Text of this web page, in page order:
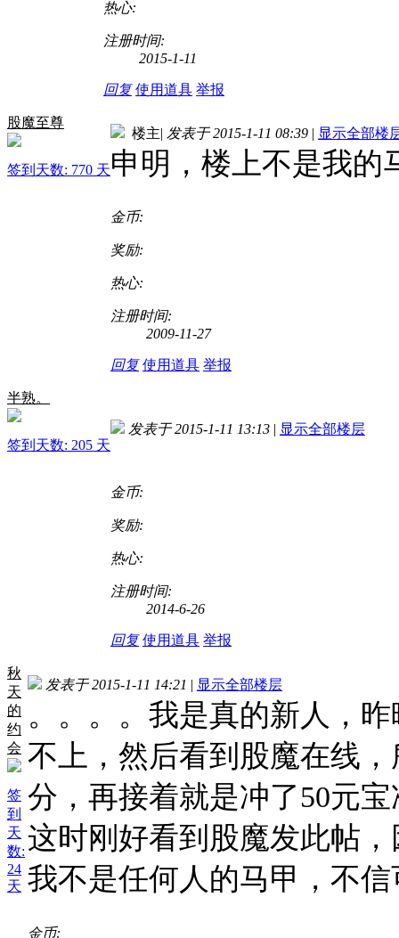
热心:
注册时间:
2015-1-11
回复 使用道具 举报
股魔至尊
签到天数: 770 天
楼主| 发表于 2015-1-11 08:39 | 显示全部楼
申明，楼上不是我的
金币:
奖励:
热心:
注册时间:
2009-11-27
回复 使用道具 举报
半熟。
签到天数: 205 天
发表于 2015-1-11 13:13 | 显示全部楼层
金币:
奖励:
热心:
注册时间:
2014-6-26
回复 使用道具 举报
秋
天
的
约
会
签
到
天
数:
24
天
发表于 2015-1-11 14:21 | 显示全部楼层
。。。。我是真的新人，
不上，然后看到股魔在线
分，再接着就是冲了50元
这时刚好看到股魔发此帖
我不是任何人的马甲，不
金币: